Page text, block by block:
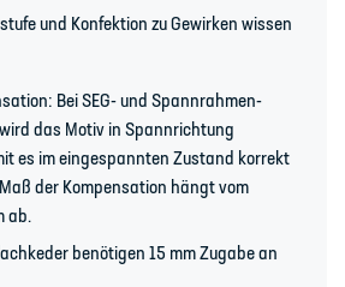
und Konfektion zu Gewirken wissen
Bei SEG- und Spannrahmen-
das Motiv in Spannrichtung
es im eingespannten Zustand korrekt
der Kompensation hängt vom
ab.
benötigen 15 mm Zugabe an